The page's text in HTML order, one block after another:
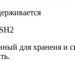
для хранеия и